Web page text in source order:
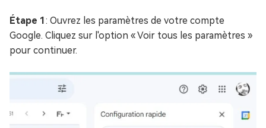
Étape 1 : Ouvrez les paramètres de votre compte
Google. Cliquez sur l'option « Voir tous les paramètres »
pour continuer.